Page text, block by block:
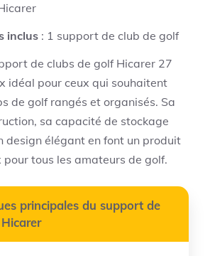
inclus : 1 support de club de golf
de clubs de golf Hicarer 27
idéal pour ceux qui souhaitent
de golf rangés et organisés. Sa
sa capacité de stockage
design élégant en font un produit
tous les amateurs de golf.
principales du support de